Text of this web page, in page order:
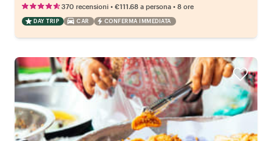
370 recensioni • €111.68 a persona • 8 ore
DAY TRIP CAR CONFERMA IMMEDIATA